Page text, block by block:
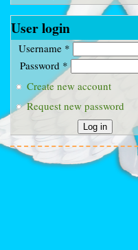
User login
Username *
Password *
Create new account
Request new password